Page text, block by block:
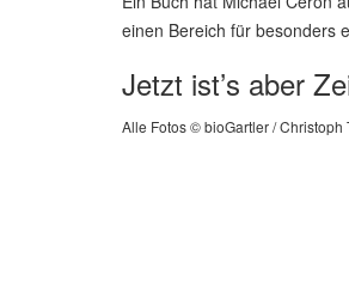
einen Bereich für besonders
Jetzt ist’s aber
Alle Fotos © bioGartler / Christoph